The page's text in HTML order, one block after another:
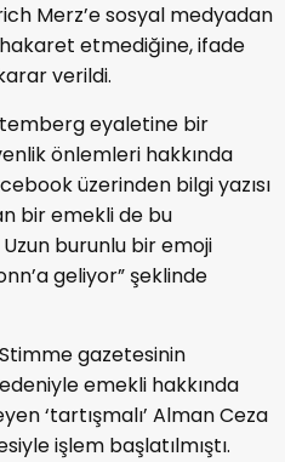
Merz’e sosyal medyadan
etmediğine, ifade
verildi.
eyaletine bir
önlemleri hakkında
üzerinden bilgi yazısı
bir emekli de bu
burunlu bir emoji
geliyor” şeklinde
gazetesinin
emekli hakkında
‘tartışmalı’ Alman Ceza
işlem başlatılmıştı.